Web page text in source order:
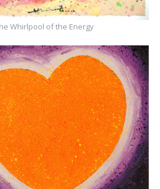
Whirlpool of the Energy